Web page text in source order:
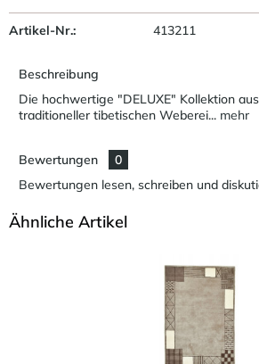
Artikel-Nr.: 413211
Beschreibung
Die hochwertige "DELUXE" Kollektion
traditioneller tibetischen Weberei... mehr
Bewertungen
0
Bewertungen lesen, schreiben und
Ähnliche Artikel